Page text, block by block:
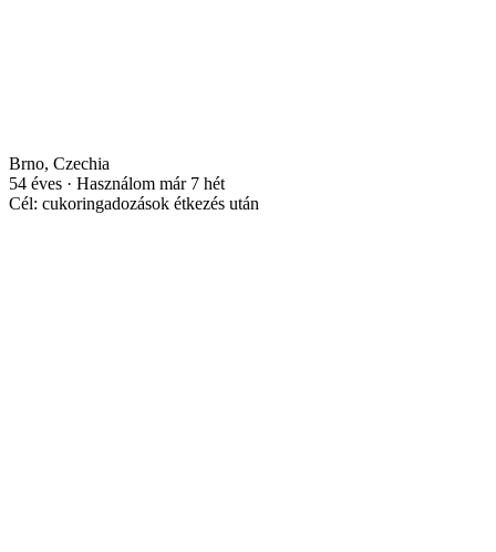
Brno, Czechia
54 éves · Használom már 7 hét
Cél: cukoringadozások étkezés után